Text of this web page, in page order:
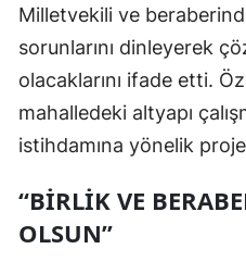
Milletvekili ve
sorunlarını dinleyerek
olacaklarını ifade etti.
mahalledeki altyapı
istihdamına yönelik
“BİRLİK VE
OLSUN”